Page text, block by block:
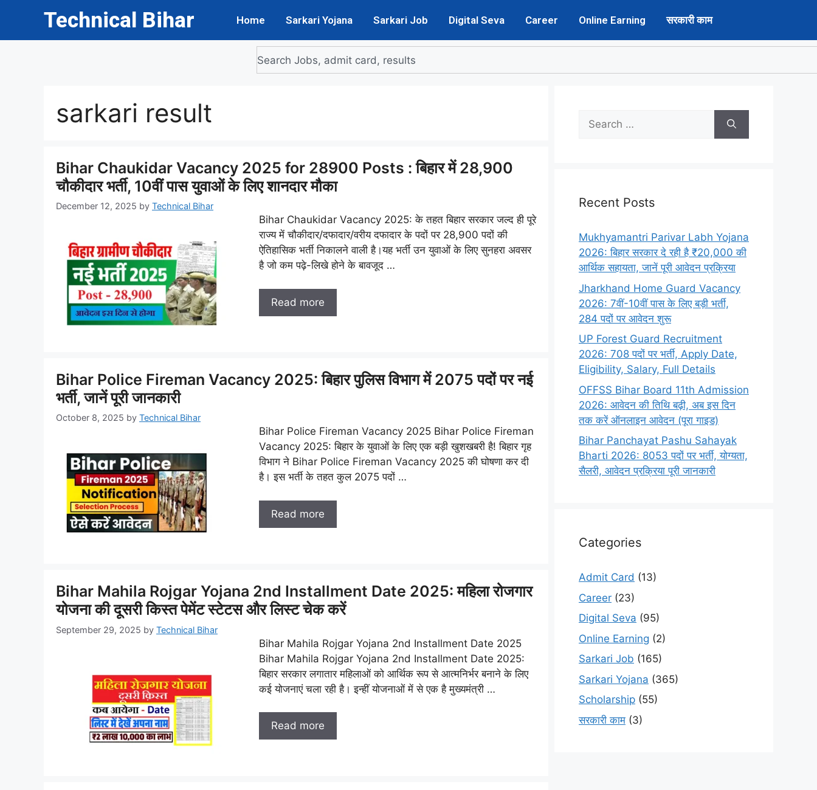
Technical Bihar Home Sarkari Yojana Sarkari Job Digital Seva Career Online Earning सरकारी काम
sarkari result
Bihar Chaukidar Vacancy 2025 for 28900 Posts : बिहार में 28,900
चौकीदार भर्ती, 10वीं पास युवाओं के लिए शानदार मौका
December 12, 2025 by Technical Bihar
Bihar Chaukidar Vacancy 2025: के तहत बिहार सरकार जल्द ही पूरे
राज्य में चौकीदार/दफादार/वरीय दफादार के पदों पर 28,900 पदों की
ऐतिहासिक भर्ती निकालने वाली है।यह भर्ती उन युवाओं के लिए सुनहरा अवसर
है जो कम पढ़े-लिखे होने के बावजूद …
Read more
Bihar Police Fireman Vacancy 2025: बिहार पुलिस विभाग में 2075 पदों पर नई
भर्ती, जानें पूरी जानकारी
October 8, 2025 by Technical Bihar
Bihar Police Fireman Vacancy 2025 Bihar Police Fireman
Vacancy 2025: बिहार के युवाओं के लिए एक बड़ी खुशखबरी है! बिहार गृह
विभाग ने Bihar Police Fireman Vacancy 2025 की घोषणा कर दी
है। इस भर्ती के तहत कुल 2075 पदों …
Read more
Bihar Mahila Rojgar Yojana 2nd Installment Date 2025: महिला रोजगार
योजना की दूसरी किस्त पेमेंट स्टेटस और लिस्ट चेक करें
September 29, 2025 by Technical Bihar
Bihar Mahila Rojgar Yojana 2nd Installment Date 2025
Bihar Mahila Rojgar Yojana 2nd Installment Date 2025:
बिहार सरकार लगातार महिलाओं को आर्थिक रूप से आत्मनिर्भर बनाने के लिए
कई योजनाएं चला रही है। इन्हीं योजनाओं में से एक है मुख्यमंत्री …
Read more
Recent Posts
Mukhyamantri Parivar Labh Yojana
2026: बिहार सरकार दे रही है ₹20,000 की
आर्थिक सहायता, जानें पूरी आवेदन प्रक्रिया
Jharkhand Home Guard Vacancy
2026: 7वीं-10वीं पास के लिए बड़ी भर्ती,
284 पदों पर आवेदन शुरू
UP Forest Guard Recruitment
2026: 708 पदों पर भर्ती, Apply Date,
Eligibility, Salary, Full Details
OFFSS Bihar Board 11th Admission
2026: आवेदन की तिथि बढ़ी, अब इस दिन
तक करें ऑनलाइन आवेदन (पूरा गाइड)
Bihar Panchayat Pashu Sahayak
Bharti 2026: 8053 पदों पर भर्ती, योग्यता,
सैलरी, आवेदन प्रक्रिया पूरी जानकारी
Categories
Admit Card (13)
Career (23)
Digital Seva (95)
Online Earning (2)
Sarkari Job (165)
Sarkari Yojana (365)
Scholarship (55)
सरकारी काम (3)